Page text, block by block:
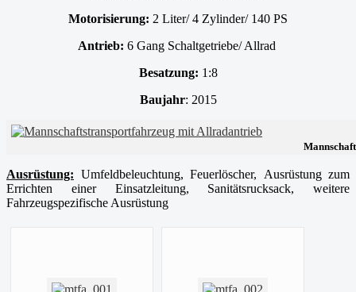
Motorisierung: 2 Liter/ 4 Zylinder/ 140 PS
Antrieb: 6 Gang Schaltgetriebe/ Allrad
Besatzung: 1:8
Baujahr: 2015
Ausrüstung: Umfeldbeleuchtung, Feuerlöscher,
Ausrüstung zum
Errichten einer Einsatzleitung, Sanitätsrucksack, weitere
Fahrzeugspezifische Ausrüstung